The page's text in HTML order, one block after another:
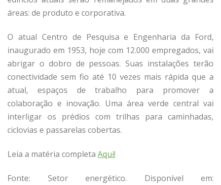
áreas: de produto e corporativa.
O atual Centro de Pesquisa e Engenharia da Ford,
inaugurado em 1953, hoje com 12.000 empregados, vai
abrigar o dobro de pessoas. Suas instalações terão
conectividade sem fio até 10 vezes mais rápida que a
atual, espaços de trabalho para promover a
colaboração e inovação. Uma área verde central vai
interligar os prédios com trilhas para caminhadas,
ciclovias e passarelas cobertas.
Leia a matéria completa Aqui!
Fonte: Setor energético. Disponível em: